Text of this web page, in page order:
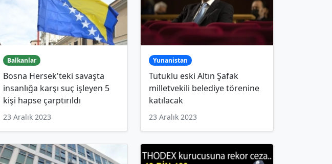
Balkanlar
Bosna Hersek'teki savaşta
insanlığa karşı suç işleyen 5
kişi hapse çarptırıldı
23 Aralık 2023
Yunanistan
Tutuklu eski Altın Şafak
milletvekili belediye törenine
katılacak
23 Aralık 2023